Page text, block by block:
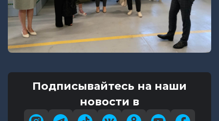
Подписывайтесь на наши
новости в